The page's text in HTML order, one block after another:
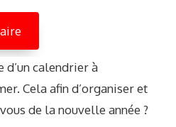
d’un calendrier à
Cela afin d’organiser et
de la nouvelle année ?